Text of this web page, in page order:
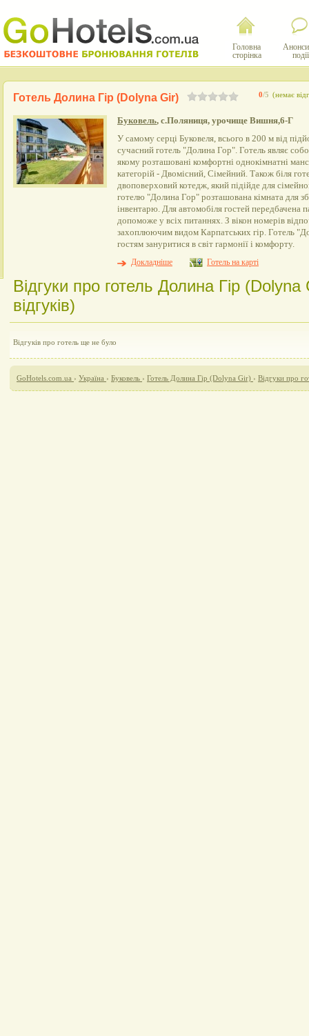
Головна
сторінка
події
0/5 (немає
Готель Долина Гір (Dolyna Gir)
Буковель, с.Поляниця, урочище Вишня,6-Г
У самому серці Буковеля, всього в 200 м від
сучасний готель "Долина Гор". Готель являє
якому розташовані комфортні однокімнатні
категорій - Двомісний, Сімейний. Також біля
двоповерховий котедж, який підійде для
готелю "Долина Гор" розташована кімната для
інвентарю. Для автомобіля гостей передбачена
допоможе у всіх питаннях. З вікон номерів
захоплюючим видом Карпатських гір. Готель
гостям зануритися в світ гармонії і комфорту.
Докладніше
Готель на карті
Відгуки про готель Долина Гір
відгуків)
Відгуків про готель ще не було
GoHotels.com.ua › Україна › Буковель › Готель Долина Гір (Dolyna Gir) › Відгуки про